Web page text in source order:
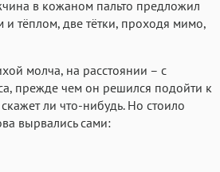
Аа Аа
в кожаном пальто предложил
и тёплом, две тётки, проходя мимо,
молча, на расстоянии – с
прежде чем он решился подойти к
ли что-нибудь. Но стоило
вырвались сами: